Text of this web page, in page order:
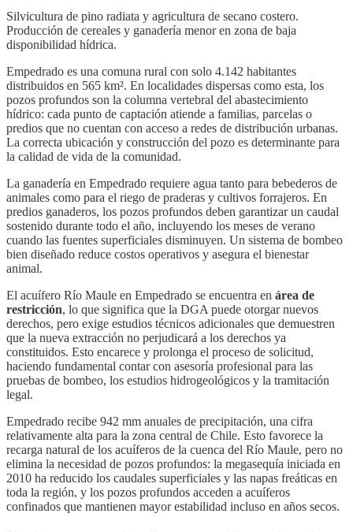
Silvicultura de pino radiata y agricultura de secano costero.
Producción de cereales y ganadería menor en zona de baja
disponibilidad hídrica.
Empedrado es una comuna rural con solo 4.142 habitantes
distribuidos en 565 km². En localidades dispersas como esta, los
pozos profundos son la columna vertebral del abastecimiento
hídrico: cada punto de captación atiende a familias, parcelas o
predios que no cuentan con acceso a redes de distribución urbanas.
La correcta ubicación y construcción del pozo es determinante para
la calidad de vida de la comunidad.
La ganadería en Empedrado requiere agua tanto para bebederos de
animales como para el riego de praderas y cultivos forrajeros. En
predios ganaderos, los pozos profundos deben garantizar un caudal
sostenido durante todo el año, incluyendo los meses de verano
cuando las fuentes superficiales disminuyen. Un sistema de bombeo
bien diseñado reduce costos operativos y asegura el bienestar
animal.
El acuífero Río Maule en Empedrado se encuentra en área de
restricción, lo que significa que la DGA puede otorgar nuevos
derechos, pero exige estudios técnicos adicionales que demuestren
que la nueva extracción no perjudicará a los derechos ya
constituidos. Esto encarece y prolonga el proceso de solicitud,
haciendo fundamental contar con asesoría profesional para las
pruebas de bombeo, los estudios hidrogeológicos y la tramitación
legal.
Empedrado recibe 942 mm anuales de precipitación, una cifra
relativamente alta para la zona central de Chile. Esto favorece la
recarga natural de los acuíferos de la cuenca del Río Maule, pero no
elimina la necesidad de pozos profundos: la megasequía iniciada en
2010 ha reducido los caudales superficiales y las napas freáticas en
toda la región, y los pozos profundos acceden a acuíferos
confinados que mantienen mayor estabilidad incluso en años secos.